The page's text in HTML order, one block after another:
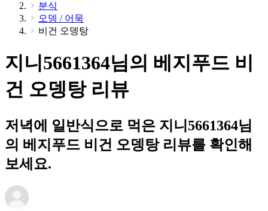
분식
오뎅 / 어묵
비건 오뎅탕
지니5661364님의 베지푸드 비
건 오뎅탕 리뷰
저녁에 일반식으로 먹은 지니5661364님
의 베지푸드 비건 오뎅탕 리뷰를 확인해
보세요.